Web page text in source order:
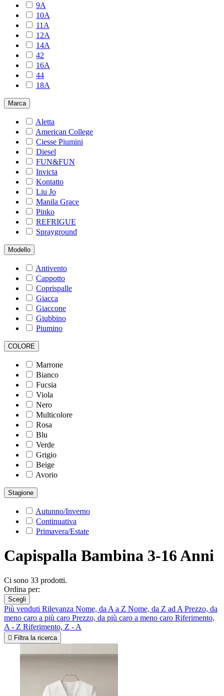
9A
10A
11A
12A
14A
42
16A
44
18A
Marca
Aletta
American College
Ciesse Piumini
Diesel
FUN&FUN
Invicta
Kontatto
Liu Jo
Manila Grace
Pinko
REFRIGUE
Sprayground
Modello
Antivento
Cappotto
Coprispalle
Giacca
Giaccone
Giubbino
Piumino
COLORE
Marrone
Bianco
Fucsia
Viola
Nero
Multicolore
Rosa
Blu
Verde
Grigio
Beige
Avorio
Stagione
Autunno/Inverno
Continuativa
Primavera/Estate
Capispalla Bambina 3-16 Anni
Ci sono 33 prodotti.
Ordina per:
Scegli
Più venduti Rilevanza Nome, da A a Z Nome, da Z ad A Prezzo, da
meno caro a più caro Prezzo, da più caro a meno caro Riferimento,
A - Z Riferimento, Z - A
 Filtra la ricerca